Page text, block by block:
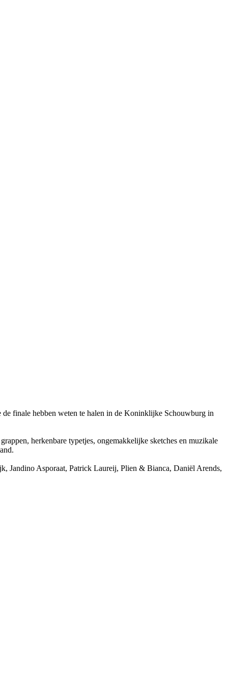
de finale hebben weten te halen in de Koninklijke Schouwburg in
herkenbare typetjes, ongemakkelijke sketches en muzikale
Jandino Asporaat, Patrick Laureij, Plien & Bianca, Daniël Arends,